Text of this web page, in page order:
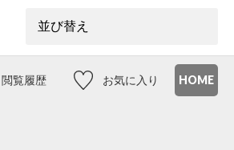
HOME
お気に入り
閲覧履歴